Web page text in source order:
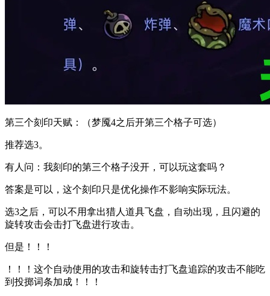
第三个刻印天赋：（梦魇4之后开第三个格子可选）
推荐选3。
有人问：我刻印的第三个格子没开，可以玩这套吗？
答案是可以，这个刻印只是优化操作不影响实际玩法。
选3之后，可以不用拿出猎人道具飞盘，自动出现，且闪避的
旋转攻击会击打飞盘进行攻击。
但是！！！
！！！这个自动使用的攻击和旋转击打飞盘追踪的攻击不能吃
到投掷词条加成！！！